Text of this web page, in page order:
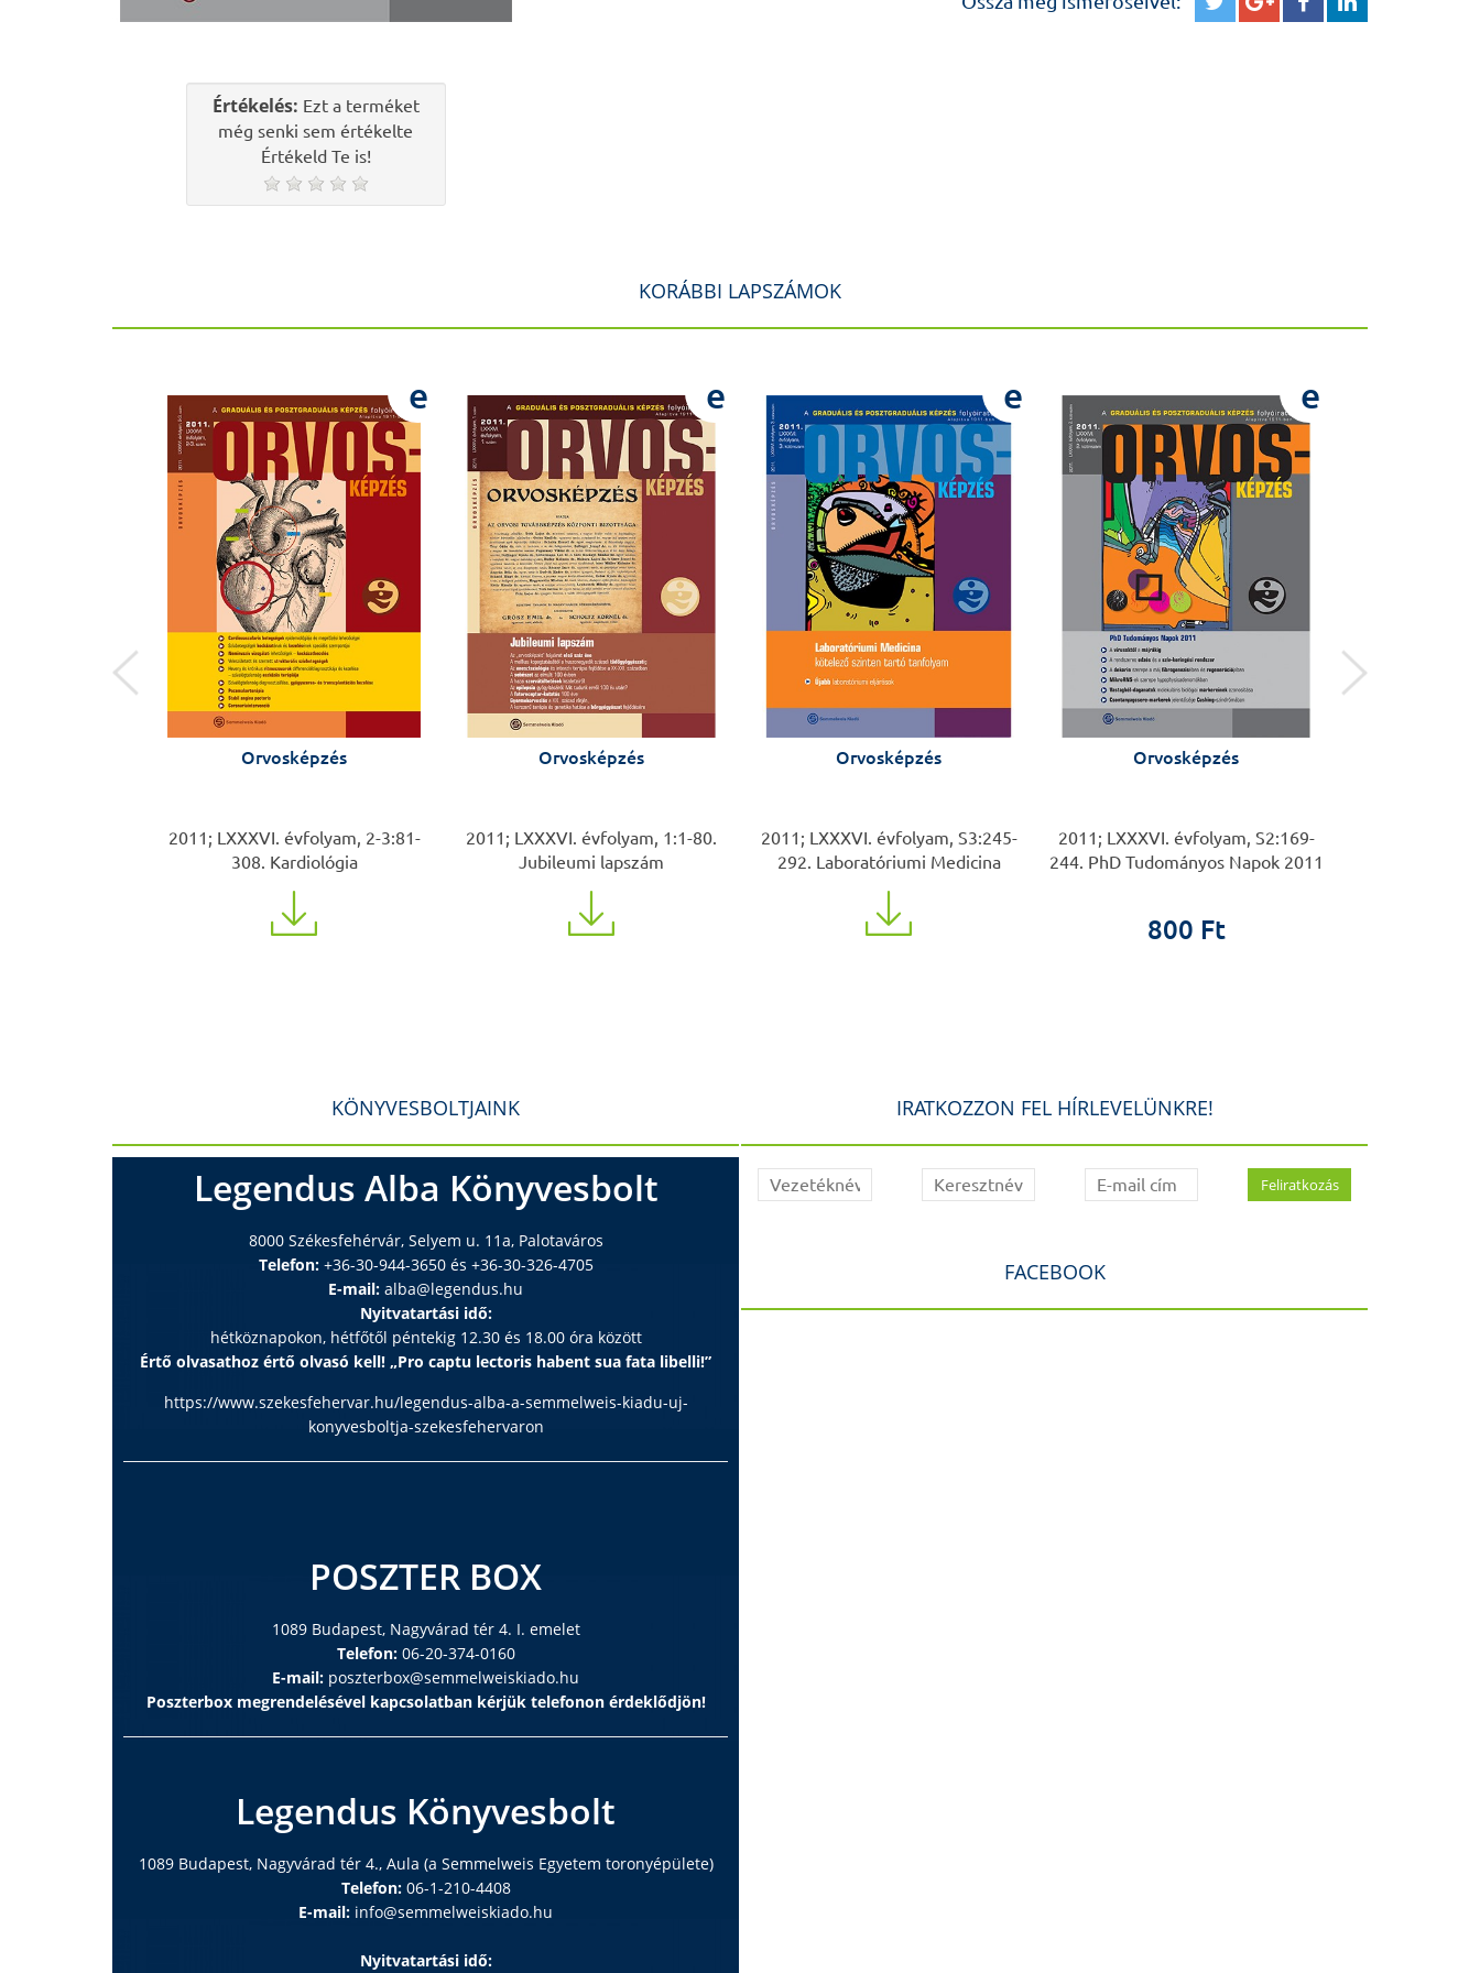
Értékelés: Ezt a terméket
még senki sem értékelte
Értékeld Te is!
KORÁBBI LAPSZÁMOK
e
Orvosképzés
2011; LXXXVI. évfolyam, 2-3:81-
308. Kardiológia
e
Orvosképzés
2011; LXXXVI. évfolyam, 1:1-80.
Jubileumi lapszám
e
Orvosképzés
2011; LXXXVI. évfolyam, S3:245-
292. Laboratóriumi Medicina
e
Orvosképzés
2011; LXXXVI. évfolyam, S2:169-
244. PhD Tudományos Napok 2011
800 Ft
KÖNYVESBOLTJAINK
Legendus Alba Könyvesbolt
8000 Székesfehérvár, Selyem u. 11a, Palotaváros
Telefon:+36-30-944-3650 és +36-30-326-4705
E-mail: alba@legendus.hu
Nyitvatartási idő:
hétköznapokon, hétfőtől péntekig 12.30 és 18.00 óra között
Értő olvasathoz értő olvasó kell! „Pro captu lectoris habent sua fata libelli!”
https://www.szekesfehervar.hu/legendus-alba-a-semmelweis-kiadu-uj-
konyvesboltja-szekesfehervaron
POSZTER BOX
1089 Budapest, Nagyvárad tér 4. I. emelet
Telefon:06-20-374-0160
E-mail: poszterbox@semmelweiskiado.hu
Poszterbox megrendelésével kapcsolatban kérjük telefonon érdeklődjön!
Legendus Könyvesbolt
1089 Budapest, Nagyvárad tér 4., Aula (a Semmelweis Egyetem toronyépülete)
Telefon:06-1-210-4408
E-mail: info@semmelweiskiado.hu
Nyitvatartási idő:
IRATKOZZON FEL HÍRLEVELÜNKRE!
FACEBOOK